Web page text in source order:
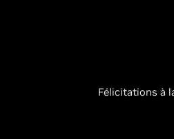
Félicitations à